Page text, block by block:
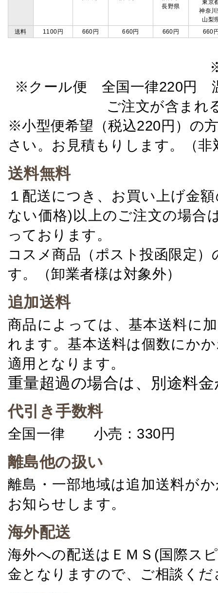
長野県
東京
神奈
山梨
送料
1100円 660円 660円 660円 660
※クール便 全国一律220円
ご注文が含ま
※小型便希望（税込220円）の
さい。お見積もりします。（非
送料無料
１配送につき、お買い上げ金
ない価格)以上のご注文の場合
っております。
コスメ商品（ポスト投函限定
す。（卸業者様は対象外）
追加送料
商品によっては、基本送料に
れます。基本送料は個数にか
適用となります。
重量超過の場合は、別途料
代引き手数料
全国一律 小売：330円 卸
離島他の扱い
離島・一部地域は追加送料が
お知らせします。
海外配送
海外への配送はＥＭＳ(国際ス
金となりますので、ご相談くだ